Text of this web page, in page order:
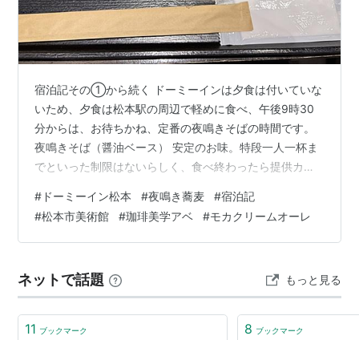
宿泊記その①から続く ドーミーインは夕食は付いていな
いため、夕食は松本駅の周辺で軽めに食べ、午後9時30
分からは、お待ちかね、定番の夜鳴きそばの時間です。
夜鳴きそば（醤油ベース） 安定のお味。特段一人一杯ま
でといった制限はないらしく、食べ終わったら提供カウ
〇朝食 朝食会場前のボード 朝ウナを満喫してから朝食会
場に向かったので、一番混みそうな午前8時くらいの時間
帯でしたが、幸い席は空いており、待ち時間なく入れま
種類のデザート 信州名物をひととおり 会場前のボードに
書いてあった名物をひとと…
# ドーミーイン松本 #夜鳴き蕎麦 #宿泊記
#松本市美術館 #珈琲美学アベ #モカクリームオーレ
ネットで話題 もっと見る
11 ブックマーク 8 ブックマーク